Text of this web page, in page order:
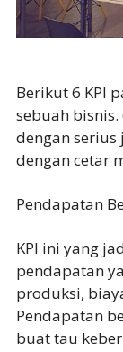
Berikut 6 KPI
sebuah
dengan serius
dengan cetar
Pendapatan
KPI ini yang
pendapatan
produksi,
Pendapatan
buat tau